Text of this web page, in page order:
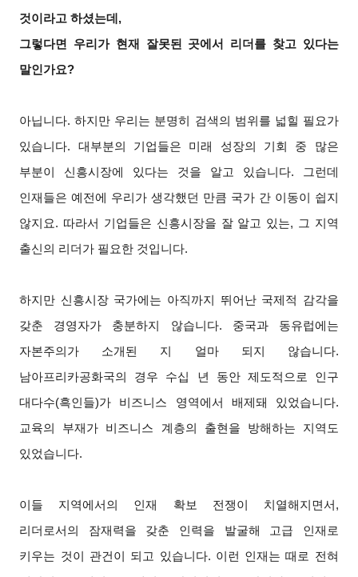
것이라고 하셨는데,
그렇다면 우리가 현재 잘못된 곳에서 리더를 찾고 있다는
말인가요?
아닙니다. 하지만 우리는 분명히 검색의 범위를 넓힐 필요가
있습니다. 대부분의 기업들은 미래 성장의 기회 중 많은
부분이 신흥시장에 있다는 것을 알고 있습니다. 그런데
인재들은 예전에 우리가 생각했던 만큼 국가 간 이동이 쉽지
않지요. 따라서 기업들은 신흥시장을 잘 알고 있는, 그 지역
출신의 리더가 필요한 것입니다.
하지만 신흥시장 국가에는 아직까지 뛰어난 국제적 감각을
갖춘 경영자가 충분하지 않습니다. 중국과 동유럽에는
자본주의가 소개된 지 얼마 되지 않습니다.
남아프리카공화국의 경우 수십 년 동안 제도적으로 인구
대다수(흑인들)가 비즈니스 영역에서 배제돼 있었습니다.
교육의 부재가 비즈니스 계층의 출현을 방해하는 지역도
있었습니다.
이들 지역에서의 인재 확보 전쟁이 치열해지면서,
리더로서의 잠재력을 갖춘 인력을 발굴해 고급 인재로
키우는 것이 관건이 되고 있습니다. 이런 인재는 때로 전혀